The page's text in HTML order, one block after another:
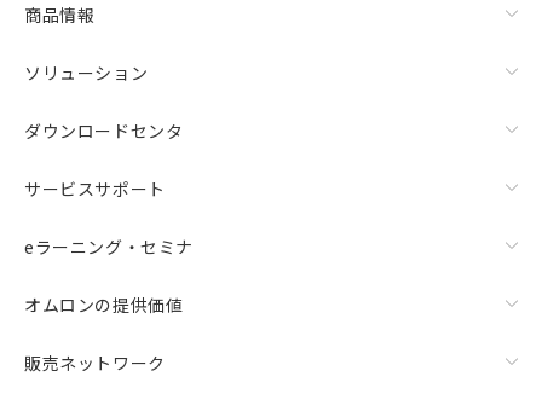
商品情報
ソリューション
ダウンロードセンタ
サービスサポート
eラーニング・セミナ
オムロンの提供価値
販売ネットワーク